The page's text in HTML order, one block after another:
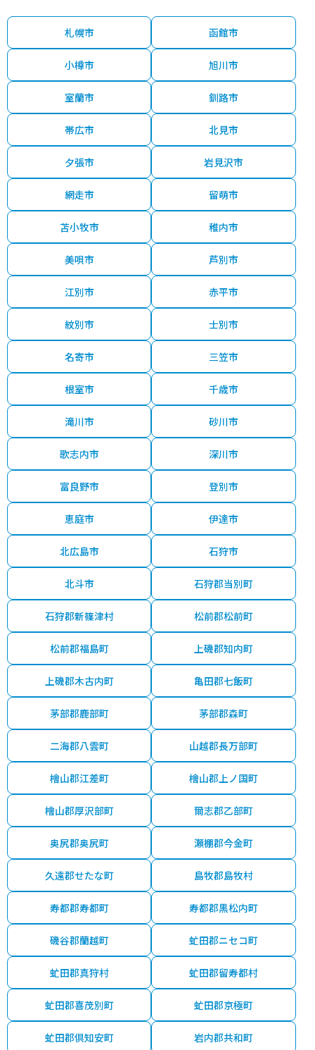
札幌市 函館市
小樽市 旭川市
室蘭市 釧路市
帯広市 北見市
夕張市 岩見沢市
網走市 留萌市
苫小牧市 稚内市
美唄市 芦別市
江別市 赤平市
紋別市 士別市
名寄市 三笠市
根室市 千歳市
滝川市 砂川市
歌志内市 深川市
富良野市 登別市
恵庭市 伊達市
北広島市 石狩市
北斗市 石狩郡当別町
石狩郡新篠津村 松前郡松前町
松前郡福島町 上磯郡知内町
上磯郡木古内町 亀田郡七飯町
茅部郡鹿部町 茅部郡森町
二海郡八雲町 山越郡長万部町
檜山郡江差町 檜山郡上ノ国町
檜山郡厚沢部町 爾志郡乙部町
奥尻郡奥尻町 瀬棚郡今金町
久遠郡せたな町 島牧郡島牧村
寿都郡寿都町 寿都郡黒松内町
磯谷郡蘭越町 虻田郡ニセコ町
虻田郡真狩村 虻田郡留寿都村
虻田郡喜茂別町 虻田郡京極町
虻田郡倶知安町 岩内郡共和町